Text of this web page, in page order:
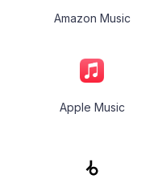
Amazon Music
Apple Music